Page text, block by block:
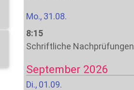
Mo., 31.08.
8:15
Schriftliche Nachprüfungen
September 2026
Di., 01.09.